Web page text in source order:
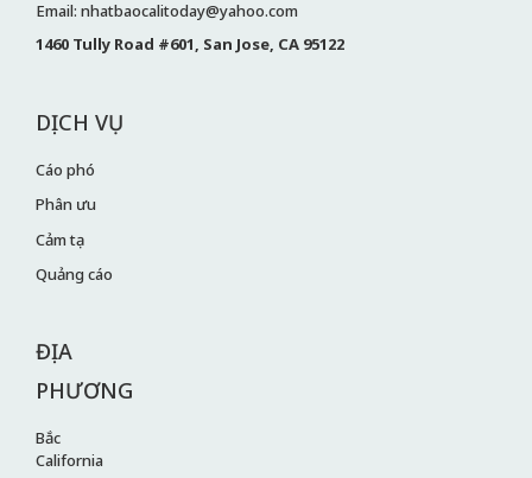
Email: nhatbaocalitoday@yahoo.com
1460 Tully Road #601, San Jose, CA 95122
DỊCH VỤ
Cáo phó
Phân ưu
Cảm tạ
Quảng cáo
ĐỊA
PHƯƠNG
Bắc
California